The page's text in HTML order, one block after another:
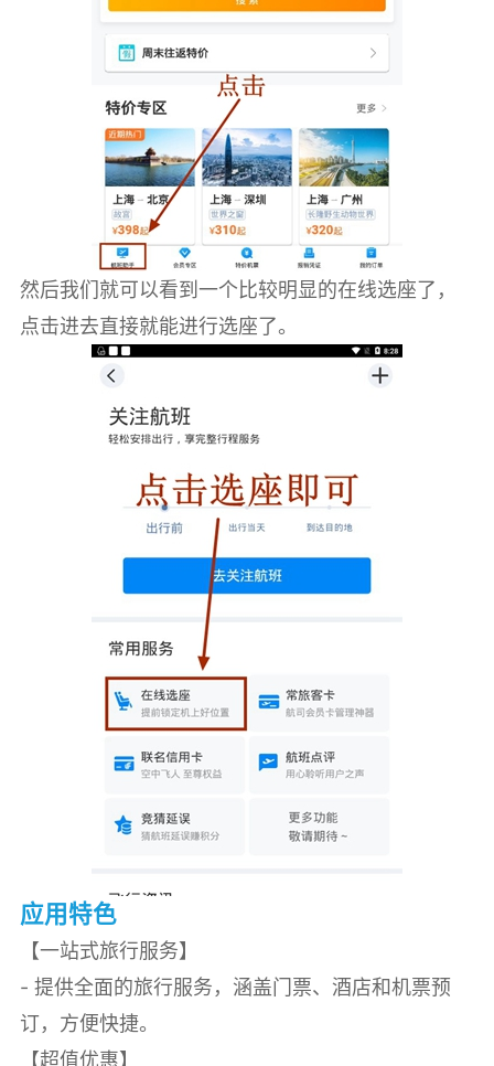
然后我们就可以看到一个比较明显的在线选座了，
点击进去直接就能进行选座了。
应用特色
【一站式旅行服务】
- 提供全面的旅行服务，涵盖门票、酒店和机票预
订，方便快捷。
【超值优惠】